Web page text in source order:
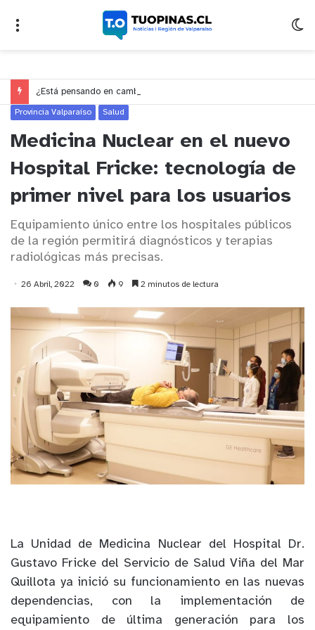
Provincia Valparaíso Salud
Medicina Nuclear en el nuevo
Hospital Fricke: tecnología de
primer nivel para los usuarios
Equipamiento único entre los hospitales públicos
de la región permitirá diagnósticos y terapias
radiológicas más precisas.
26 Abril, 2022 0 9 2 minutos de lectura
La Unidad de Medicina Nuclear del Hospital Dr.
Gustavo Fricke del Servicio de Salud Viña del Mar
Quillota ya inició su funcionamiento en las nuevas
dependencias, con la implementación de
equipamiento de última generación para los